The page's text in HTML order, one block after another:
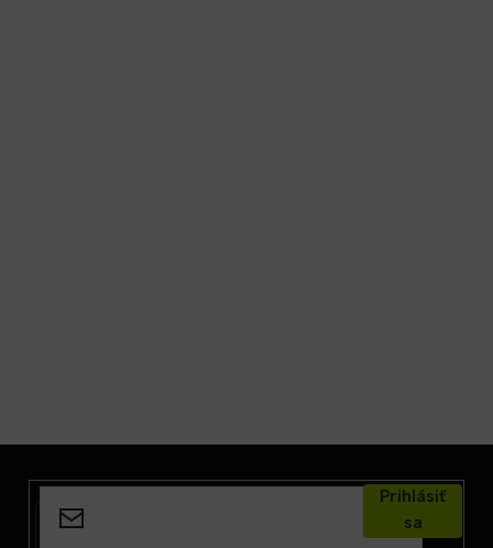
Prihlásiť
sa